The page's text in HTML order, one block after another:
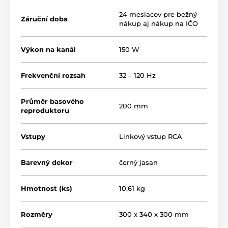
ku všetkým typom zosilňovačov. Zahrňuje priamy
vstup LFE,štandardné vstupy RCAa
dělící frekvenciu, aby ste dosiahli dokonalú súhru s
hlavnými reproduktormi.
Každý subwoofer Thetis je dodávaný sdiaľkovým
ovládaním, LED displej na prednom paneli poskytuje
prehľad o nastavení zvuku. Je vybavený funkciou
automatického zapnutia. Automatický
tiež možný aktiváciou funkcie
basreflex zospodu
ovládanie hlasitosti, ladenie delenej frekvencie,
prepínanie fázy
Záruční doba
24 mesiacov pre bežný
nákup aj nákup na IČO
Výkon na kanál 150 W
Frekvenční rozsah 32 – 120 Hz
Průměr basového
reproduktoru
200 mm
Vstupy Linkový vstup RCA
Barevný dekor černý jasan
Hmotnost (ks) 10.61 kg
Rozměry 300 x 340 x 300 mm